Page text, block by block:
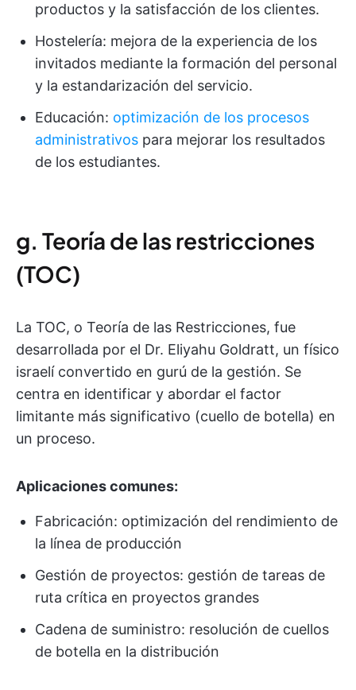
productos y la satisfacción de los clientes.
Hostelería: mejora de la experiencia de los
invitados mediante la formación del personal
y la estandarización del servicio.
Educación: optimización de los procesos
administrativos para mejorar los resultados
de los estudiantes.
g. Teoría de las restricciones
(TOC)
La TOC, o Teoría de las Restricciones, fue
desarrollada por el Dr. Eliyahu Goldratt, un físico
israelí convertido en gurú de la gestión. Se
centra en identificar y abordar el factor
limitante más significativo (cuello de botella) en
un proceso.
Aplicaciones comunes:
Fabricación: optimización del rendimiento de
la línea de producción
Gestión de proyectos: gestión de tareas de
ruta crítica en proyectos grandes
Cadena de suministro: resolución de cuellos
de botella en la distribución